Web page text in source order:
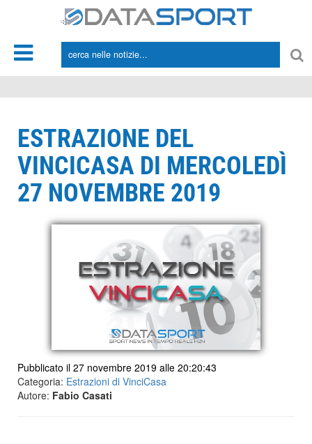
ESTRAZIONE DEL
VINCICASA DI MERCOLEDÌ
27 NOVEMBRE 2019
Pubblicato il 27 novembre 2019 alle 20:20:43
Categoria: Estrazioni di VinciCasa
Autore: Fabio Casati